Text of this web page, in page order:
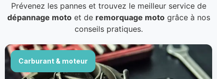
Prévenez les pannes et trouvez le meilleur service de
dépannage motoet de remorquage motogrâce à nos
conseils pratiques.
Carburant & moteur